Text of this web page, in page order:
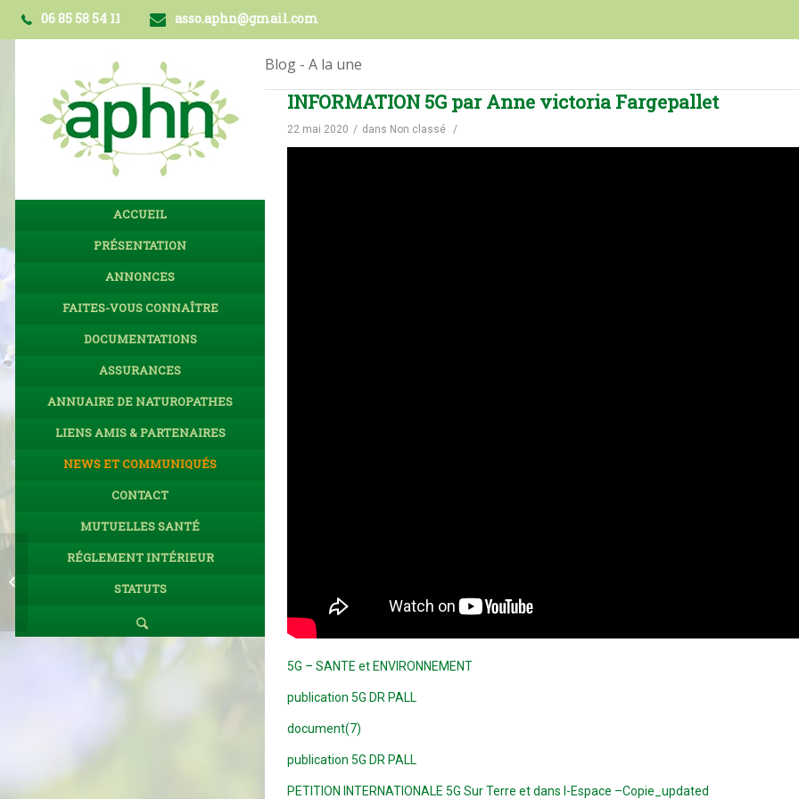
06 85 58 54 11 asso.aphn@gmail.com
ACCUEIL
PRÉSENTATION
ANNONCES
FAITES-VOUS CONNAÎTRE
DOCUMENTATIONS
ASSURANCES
ANNUAIRE DE NATUROPATHES
LIENS AMIS & PARTENAIRES
NEWS ET COMMUNIQUÉS
CONTACT
MUTUELLES SANTÉ
RÉGLEMENT INTÉRIEUR
STATUTS
Blog - A la une
INFORMATION 5G par Anne victoria Fargepallet
22 mai 2020 / dans Non classé /
5G – SANTE et ENVIRONNEMENT
publication 5G DR PALL
document(7)
publication 5G DR PALL
PETITION INTERNATIONALE 5G Sur Terre et dans l-Espace –Copie_updated
Nouveau livre « Bien être et
compléments alimentaires » de Maïté